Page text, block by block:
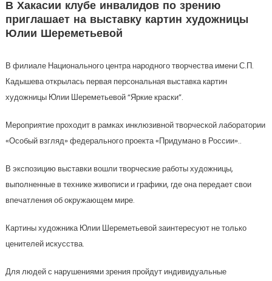
В Хакасии клубе инвалидов по зрению
приглашает на выставку картин художницы
Юлии Шереметьевой
В филиале Национального центра народного творчества имени С.П.
Кадышева открылась первая персональная выставка картин
художницы Юлии Шереметьевой “Яркие краски”.
Мероприятие проходит в рамках инклюзивной творческой лаборатории
«Особый взгляд» федерального проекта «Придумано в России»..
В экспозицию выставки вошли творческие работы художницы,
выполненные в технике живописи и графики, где она передает свои
впечатления об окружающем мире.
Картины художника Юлии Шереметьевой заинтересуют не только
ценителей искусства.
Для людей с нарушениями зрения пройдут индивидуальные